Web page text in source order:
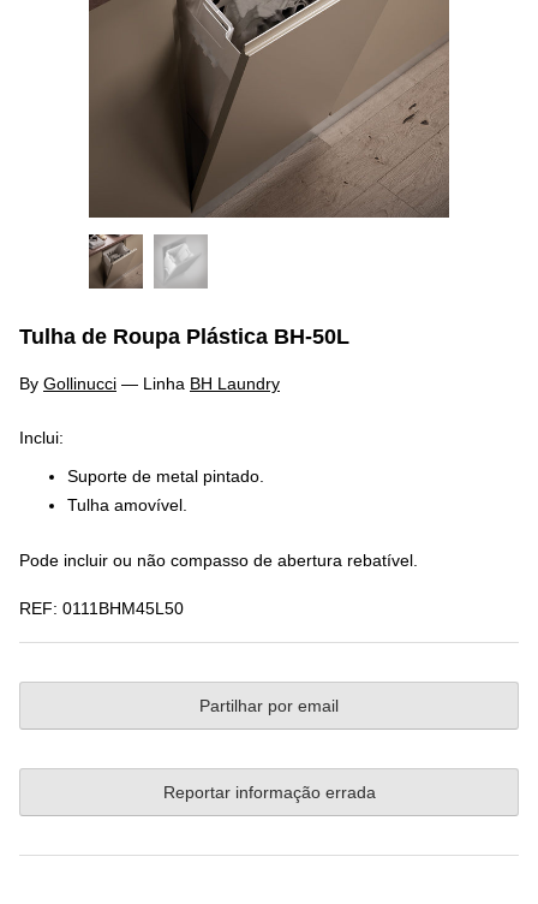
Tulha de Roupa Plástica BH-50L
By Gollinucci — Linha BH Laundry
Inclui:
Suporte de metal pintado.
Tulha amovível.
Pode incluir ou não compasso de abertura rebatível.
REF: 0111BHM45L50
Partilhar por email
Reportar informação errada